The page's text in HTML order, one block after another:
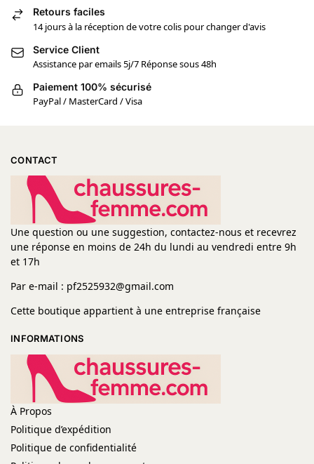
Retours faciles
14 jours à la réception de votre colis pour changer d'avis
Service Client
Assistance par emails 5j/7 Réponse sous 48h
Paiement 100% sécurisé
PayPal / MasterCard / Visa
CONTACT
Une question ou une suggestion, contactez-nous et recevrez
une réponse en moins de 24h du lundi au vendredi entre 9h
et 17h
Par e-mail : pf2525932@gmail.com
Cette boutique appartient à une entreprise française
INFORMATIONS
À Propos
Politique d’expédition
Politique de confidentialité